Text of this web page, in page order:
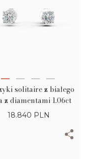
solitaire z białego
z diamentami 1.06ct
18.840 PLN